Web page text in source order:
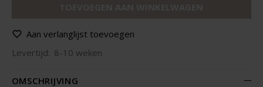
Aan verlanglijst toevoegen
Levertijd: 8-10 weken
OMSCHRIJVING